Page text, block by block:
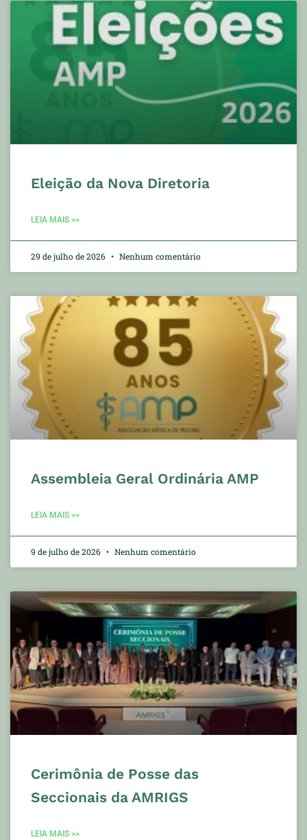
Eleição da Nova Diretoria
LEIA MAIS >>
29 de julho de 2026 Nenhum comentário
Assembleia Geral Ordinária AMP
LEIA MAIS >>
9 de julho de 2026 Nenhum comentário
Cerimônia de Posse das
Seccionais da AMRIGS
LEIA MAIS >>